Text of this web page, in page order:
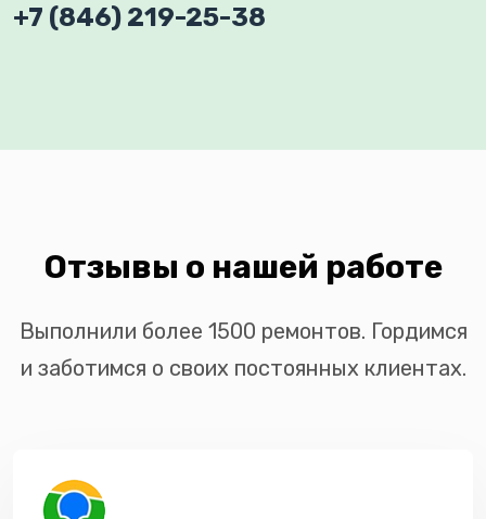
+7 (846) 219-25-38
Отзывы о нашей работе
Выполнили более 1500 ремонтов. Гордимся
и заботимся о своих постоянных клиентах.